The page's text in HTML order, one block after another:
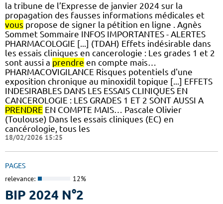
la tribune de l’Expresse de janvier 2024 sur la
propagation des fausses informations médicales et
vous propose de signer la pétition en ligne . Agnès
Sommet Sommaire INFOS IMPORTANTES - ALERTES
PHARMACOLOGIE [...] (TDAH) Effets indésirable dans
les essais cliniques en cancerologie : Les grades 1 et 2
sont aussi a prendre en compte mais…
PHARMACOVIGILANCE Risques potentiels d'une
exposition chronique au minoxidil topique [...] EFFETS
INDESIRABLES DANS LES ESSAIS CLINIQUES EN
CANCEROLOGIE : LES GRADES 1 ET 2 SONT AUSSI A
PRENDRE EN COMPTE MAIS… Pascale Olivier
(Toulouse) Dans les essais cliniques (EC) en
cancérologie, tous les
18/02/2026 15:25
PAGES
relevance: 12%
BIP 2024 N°2